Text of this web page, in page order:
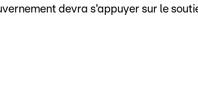
devra s'appuyer sur le